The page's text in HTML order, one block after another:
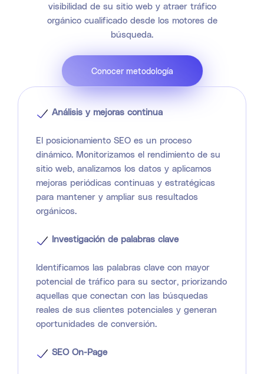
visibilidad de su sitio web y atraer tráfico
orgánico cualificado desde los motores de
búsqueda.
Conocer metodología
Análisis y mejoras continua
El posicionamiento SEO es un proceso
dinámico. Monitorizamos el rendimiento de su
sitio web, analizamos los datos y aplicamos
mejoras periódicas continuas y estratégicas
para mantener y ampliar sus resultados
orgánicos.
Investigación de palabras clave
Identificamos las palabras clave con mayor
potencial de tráfico para su sector, priorizando
aquellas que conectan con las búsquedas
reales de sus clientes potenciales y generan
oportunidades de conversión.
SEO On-Page